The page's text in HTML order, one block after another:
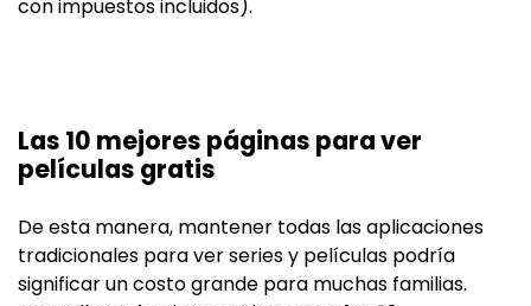
con impuestos incluidos).
Las 10 mejores páginas para ver
películas gratis
De esta manera, mantener todas las aplicaciones
tradicionales para ver series y películas podría
significar un costo grande para muchas familias.